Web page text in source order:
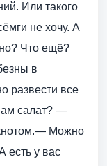
Или такого
не хочу. А
Что ещё?
в
развести все
салат? —
Можно
есть у вас